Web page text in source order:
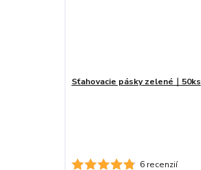
6 recenzií
Sťahovacie pásky zelené｜50ks